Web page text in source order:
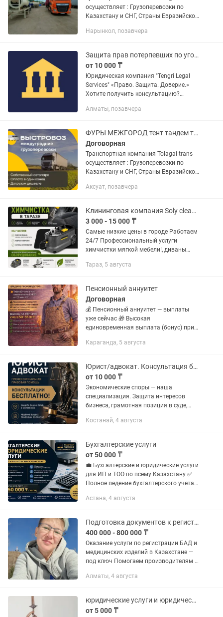
осуществляет : Грузоперевозки по
Казахстану и СНГ, Страны Евразийской
отдельной машиной от двери до двери.
Нарынкол, позавчера
Защита прав потерпевших по уголовным делам, мошенничество/ДТП/ущерб.
от 10 000 ₸
Юридическая компания "Tengri Legal
Services" «Право. Защита. Доверие.»
Хотите получить консультацию?
номером телефона, и мы гарантируем,
Алматы, позавчера
ФУРЫ МЕЖГОРОД тент тандем трал реф платформа грузоперевозки 10 тонники
Договорная
Транспортная компания Tolagai trans
осуществляет : Грузоперевозки по
Казахстану и СНГ, Страны Евразийской
отдельной машиной от двери до двери.
Аксуат, позавчера
Клининговая компания Soly cleaning Химчистка в Таразе
3 000 - 15 000 ₸
Самые низкие цены в городе Работаем
24/7 Профессиональный услуги
химчистки мягкой мебели!, диваны
матрасы5000-10000 тг ковров кв м
Тараз, 5 августа
Пенсионный аннуитет
Договорная
💰 Пенсионный аннуитет — выплаты
уже сейчас 🎁 Высокая
единовременная выплата (бонус) при
пенсия (до 8 лет раньше) ✔
✔ Ежегодная...
Караганда, 5 августа
Юрист/адвокат. Консультация бесплатно
от 10 000 ₸
Экономические споры — наша
специализация. Защита интересов
бизнеса, грамотная позиция в суде,
стратегии. Чётко, юридически
практический...
Костанай, 4 августа
Бухгалтерские услуги
от 50 000 ₸
💼 Бухгалтерские и юридические услуги
для ИП и ТОО по всему Казахстану ✅
Полное ведение бухгалтерского учета.
статистической отчетности. ✅ Расчет
Астана, 4 августа
Подготовка документов к регистрации БАД, МИ под ключ
400 000 - 800 000 ₸
Оказание услуги по регистрации БАД и
медицинских изделий в Казахстане —
под ключ Помогаем производителям и
рынок РК без лишних сложностей. Мы
Алматы, 4 августа
юридические услуги и юридическая консультация
от 5 000 ₸